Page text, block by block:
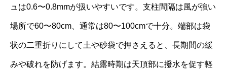
ュは0.6〜0.8mmが扱いやすいです。支柱間隔は風が強い
場所で60〜80cm、通常は80〜100cmで十分。端部は袋
状の二重折りにして土や砂袋で押さえると、長期間の緩
みや破れを防げます。結露時期は天頂部に撥水を促す軽